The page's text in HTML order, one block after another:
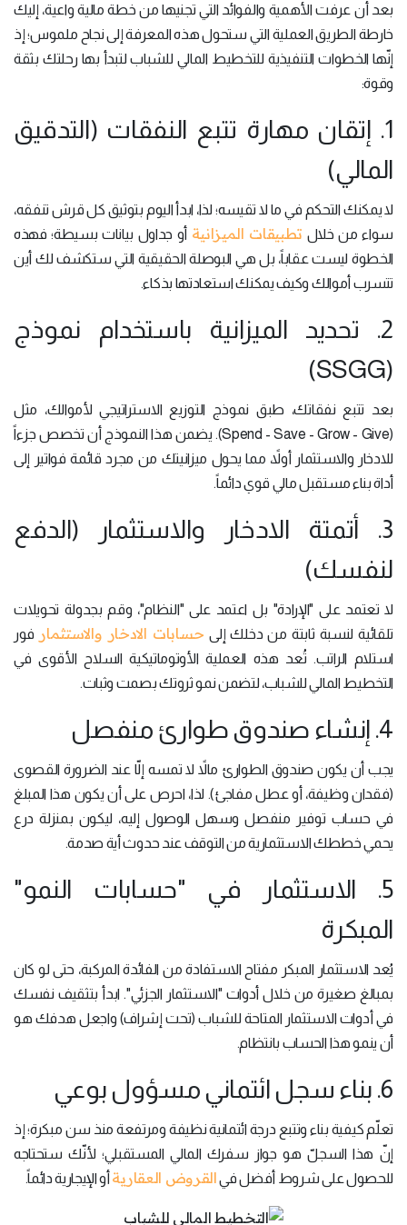
بعد أن عرفت الأهمية والفوائد التي تجنيها من خطة مالية واعية، إليك
خارطة الطريق العملية التي ستحول هذه المعرفة إلى نجاح ملموس؛ إذ
إنّها الخطوات التنفيذية للتخطيط المالي للشباب لتبدأ بها رحلتك بثقة
وقوة:
1. إتقان مهارة تتبع النفقات (التدقيق
المالي)
لا يمكنك التحكم في ما لا تقيسه؛ لذا، ابدأ اليوم بتوثيق كل قرش تنفقه،
سواء من خلال تطبيقات الميزانية أو جداول بيانات بسيطة؛ فهذه
الخطوة ليست عقاباً، بل هي البوصلة الحقيقية التي ستكشف لك أين
تتسرب أموالك وكيف يمكنك استعادتها بذكاء.
2. تحديد الميزانية باستخدام نموذج
(SSGG)
بعد تتبع نفقاتك، طبق نموذج التوزيع الاستراتيجي لأموالك، مثل
(Spend - Save - Grow - Give). يضمن هذا النموذج أن تخصص جزءاً
للادخار والاستثمار أولاً، مما يحول ميزانيتك من مجرد قائمة فواتير إلى
أداة بناء مستقبل مالي قوي دائماً.
3. أتمتة الادخار والاستثمار (الدفع
لنفسك)
لا تعتمد على "الإرادة" بل اعتمد على "النظام"، وقم بجدولة تحويلات
تلقائية لنسبة ثابتة من دخلك إلى حسابات الادخار والاستثمار فور
استلام الراتب. تُعد هذه العملية الأوتوماتيكية السلاح الأقوى في
التخطيط المالي للشباب، لتضمن نمو ثروتك بصمت وثبات.
4. إنشاء صندوق طوارئ منفصل
يجب أن يكون صندوق الطوارئ مالاً لا تمسه إلّا عند الضرورة القصوى
(فقدان وظيفة، أو عطل مفاجئ). لذا، احرص على أن يكون هذا المبلغ
في حساب توفير منفصل وسهل الوصول إليه، ليكون بمنزلة درع
يحمي خططك الاستثمارية من التوقف عند حدوث أية صدمة.
5. الاستثمار في "حسابات النمو"
المبكرة
يُعد الاستثمار المبكر مفتاح الاستفادة من الفائدة المركبة، حتى لو كان
بمبالغ صغيرة من خلال أدوات "الاستثمار الجزئي". ابدأ بتثقيف نفسك
في أدوات الاستثمار المتاحة للشباب (تحت إشراف) واجعل هدفك هو
أن ينمو هذا الحساب بانتظام.
6. بناء سجل ائتماني مسؤول بوعي
تعلّم كيفية بناء وتتبع درجة ائتمانية نظيفة ومرتفعة منذ سن مبكرة؛ إذ
إنّ هذا السجلّ هو جواز سفرك المالي المستقبلي؛ لأنّك ستحتاجه
للحصول على شروط أفضل فيالقروض العقارية أو الإيجارية دائماً.